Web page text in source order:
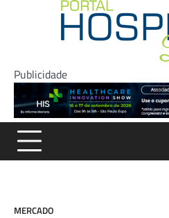
Publicidade
MERCADO